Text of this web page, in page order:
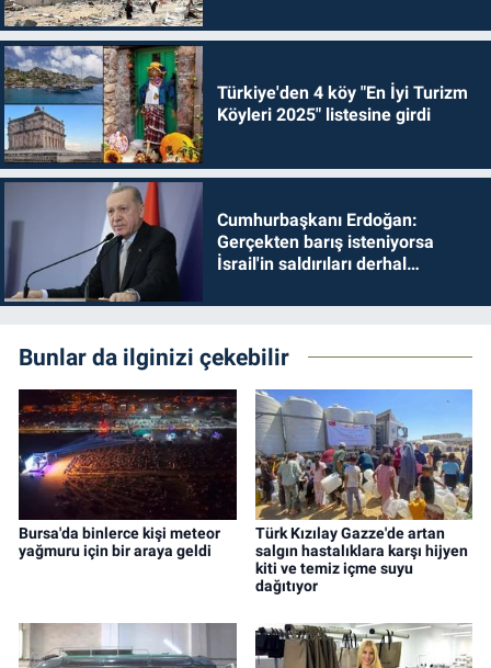
Türkiye'den 4 köy "En İyi Turizm
Köyleri 2025" listesine girdi
Cumhurbaşkanı Erdoğan:
Gerçekten barış isteniyorsa
İsrail'in saldırıları derhal
Bunlar da ilginizi çekebilir
Bursa'da binlerce kişi meteor
yağmuru için bir araya geldi
Türk Kızılay Gazze'de artan
salgın hastalıklara karşı hijyen
kiti ve temiz içme suyu
dağıtıyor